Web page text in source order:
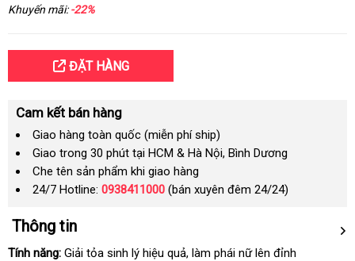
Khuyến mãi:-22%
ĐẶT HÀNG
Cam kết bán hàng
Giao hàng toàn quốc (miễn phí ship)
Giao trong 30 phút tại HCM & Hà Nội, Bình Dương
Che tên sản phẩm khi giao hàng
24/7 Hotline: 0938411000 (bán xuyên đêm 24/24)
Thông tin
Tính năng: Giải tỏa sinh lý hiệu quảăn
, làm phái nữ lên đỉnh